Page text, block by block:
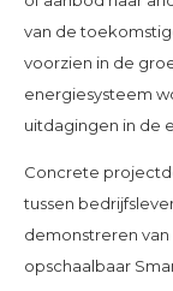
van de
voorzien in de
energiesysteem
uitdagingen in de
Concrete
tussen
demonstreren van
opschaalbaar